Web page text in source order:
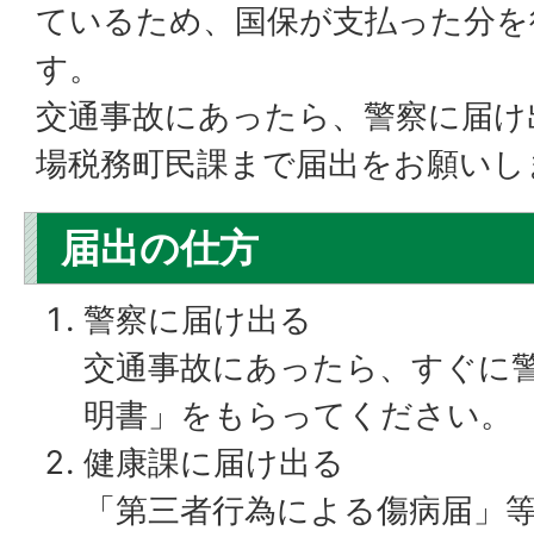
ているため、国保が支払った分
す。
交通事故にあったら、警察に届
場税務町民課まで届出をお願い
届出の仕方
警察に届け出る
交通事故にあったら、すぐに
明書」をもらってください。
健康課に届け出る
「第三者行為による傷病届」